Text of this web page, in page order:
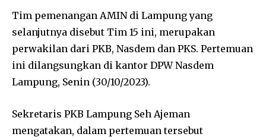
Tim pemenangan AMIN di Lampung yang
selanjutnya disebut Tim 15 ini, merupakan
perwakilan dari PKB, Nasdem dan PKS. Pertemuan
ini dilangsungkan di kantor DPW Nasdem
Lampung, Senin (30/10/2023).
Sekretaris PKB Lampung Seh Ajeman
mengatakan, dalam pertemuan tersebut